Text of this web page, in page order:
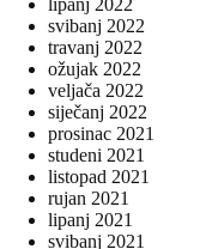
lipanj 2022
svibanj 2022
travanj 2022
ožujak 2022
veljača 2022
siječanj 2022
prosinac 2021
studeni 2021
listopad 2021
rujan 2021
lipanj 2021
svibanj 2021